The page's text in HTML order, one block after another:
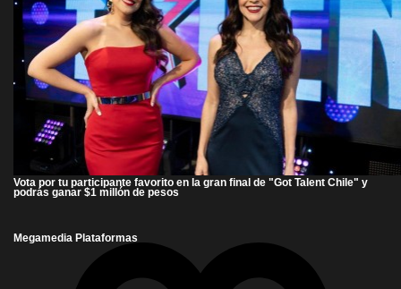
Vota por tu participante favorito en la gran final de "Got Talent Chile" y
podrás ganar $1 millón de pesos
Megamedia Plataformas